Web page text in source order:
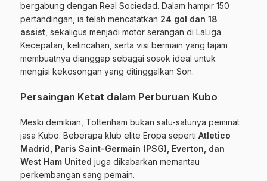
bergabung dengan Real Sociedad. Dalam hampir 150
pertandingan, ia telah mencatatkan 24 gol dan 18
assist , sekaligus menjadi motor serangan di LaLiga.
Kecepatan, kelincahan, serta visi bermain yang tajam
membuatnya dianggap sebagai sosok ideal untuk
mengisi kekosongan yang ditinggalkan Son.
Persaingan Ketat dalam Perburuan Kubo
Meski demikian, Tottenham bukan satu-satunya peminat
jasa Kubo. Beberapa klub elite Eropa seperti Atletico
Madrid, Paris Saint-Germain (PSG), Everton, dan
West Ham United juga dikabarkan memantau
perkembangan sang pemain.